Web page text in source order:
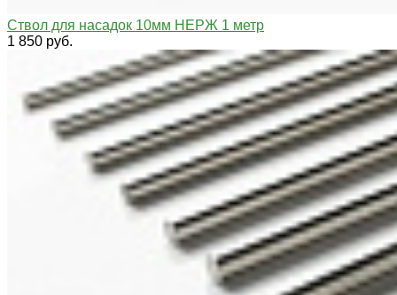
Ствол для насадок 10мм НЕРЖ 1 метр
1 850 руб.